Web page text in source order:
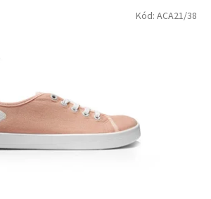
Kód: ACA21/38